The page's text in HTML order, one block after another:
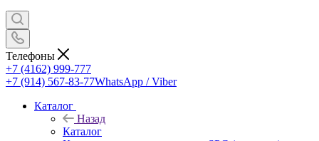
Телефоны
+7 (4162) 999-777
+7 (914) 567-83-77WhatsApp / Viber
Каталог
Назад
Каталог